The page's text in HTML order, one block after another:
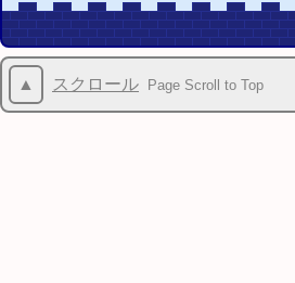
▲ スクロール Page Scroll to Top